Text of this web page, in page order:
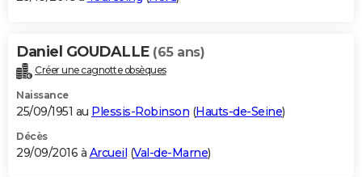
Daniel GOUDALLE (65 ans)
Créer une cagnotte obsèques
Naissance
25/09/1951 au Plessis-Robinson (Hauts-de-Seine)
Décès
29/09/2016 à Arcueil (Val-de-Marne)